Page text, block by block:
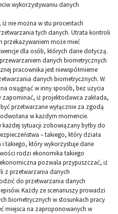
wykorzystywaniu danych
nie można w stu procentach
tych danych. Utrata kontroli
może mieć
dla osób, których dane dotyczą.
danych biometrycznych
pracownika jest niewspółmierne
danych biometrycznych. W
osiągnąć w inny sposób, bez użycia
zapominać, iż projektodawca zakłada,
przetwarzane wyłącznie za zgodą
w każdym momencie.
sytuacji zobowiązany byłby do
– takiego, który działa
takiego, który wykorzystuje dane
rodzi ekonomika takiego
pozwala przypuszczać, iż
z przetwarzania danych
do przetwarzania danych
Każdy ze scenariuszy prowadzi
biometrycznych w stosunkach pracy
miejsca na zaproponowanych w